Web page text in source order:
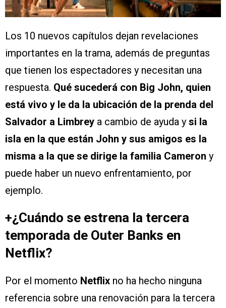
Los 10 nuevos capítulos dejan revelaciones
importantes en la trama, además de preguntas
que tienen los espectadores y necesitan una
respuesta. Qué sucederá con Big John, quien
está vivo y le da la ubicación de la prenda del
Salvador a Limbrey a cambio de ayuda y si la
isla en la que están John y sus amigos es la
misma a la que se dirige la familia Cameron y
puede haber un nuevo enfrentamiento, por
ejemplo.
+¿Cuándo se estrena la tercera
temporada de Outer Banks en
Netflix?
Por el momento Netflix no ha hecho ninguna
referencia sobre una renovación para la tercera